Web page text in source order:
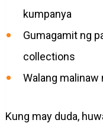
kumpanya
Gumagamit ng
collections
Walang
Kung may duda,